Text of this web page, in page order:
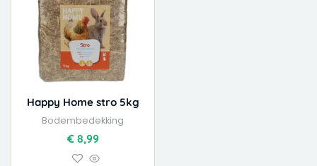
Happy Home stro 5kg
Bodembedekking
€8,99